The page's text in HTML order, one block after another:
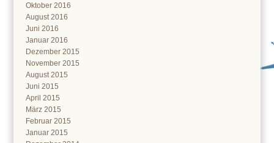
Oktober 2016
August 2016
Juni 2016
Januar 2016
Dezember 2015
November 2015
August 2015
Juni 2015
April 2015
März 2015
Februar 2015
Januar 2015